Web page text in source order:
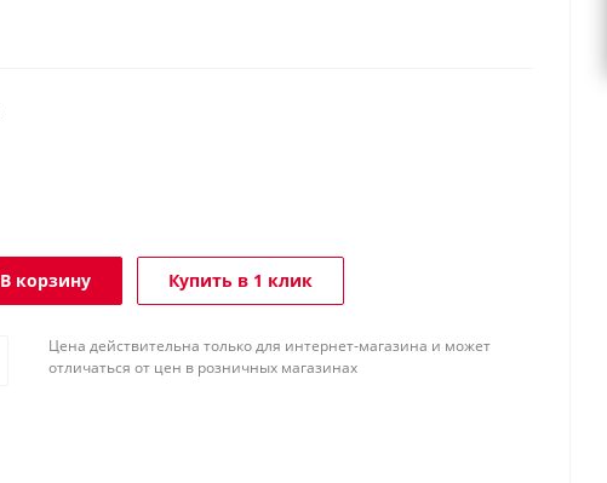
В корзину Купить в 1 клик
Цена действительна только для интернет-магазина и может
отличаться от цен в розничных магазинах